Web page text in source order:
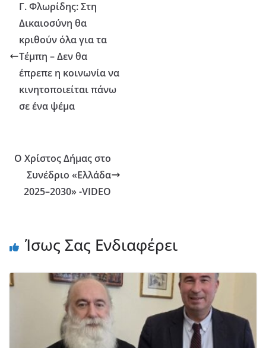
Γ. Φλωρίδης: Στη
Δικαιοσύνη θα
κριθούν όλα για τα
Τέμπη – Δεν θα
έπρεπε η κοινωνία να
κινητοποιείται πάνω
σε ένα ψέμα
Ο Χρίστος Δήμας στο
Συνέδριο «Ελλάδα
2025–2030» -VIDEO
Ίσως Σας Ενδιαφέρει